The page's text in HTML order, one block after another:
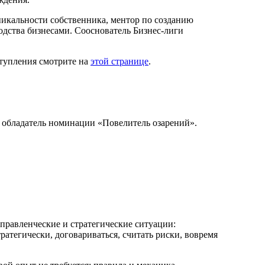
собственника, ментор по созданию
бизнесами. Сооснователь Бизнес-лиги
смотрите на этой странице.
номинации «Повелитель озарений».
и стратегические ситуации:
договариваться, считать риски, вовремя